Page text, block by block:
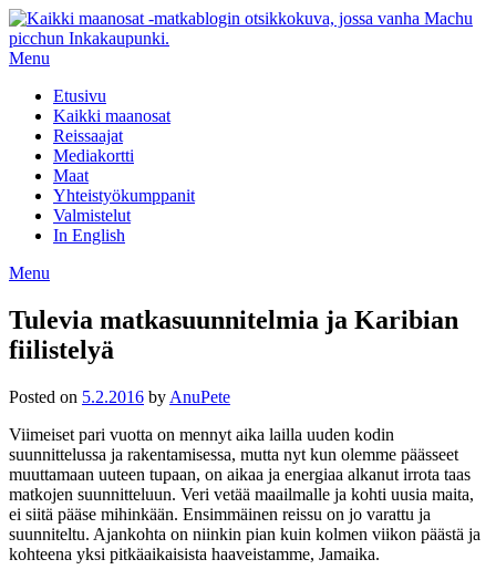
Skip
to
content
Menu
Etusivu
Kaikki maanosat
Reissaajat
Mediakortti
Maat
Yhteistyökumppanit
Valmistelut
In English
Menu
Tulevia matkasuunnitelmia ja Karibian
fiilistelyä
Posted on 5.2.2016 by AnuPete
Viimeiset pari vuotta on mennyt aika lailla uuden kodin
suunnittelussa ja rakentamisessa, mutta nyt kun olemme päässeet
muuttamaan uuteen tupaan, on aikaa ja energiaa alkanut irrota taas
matkojen suunnitteluun. Veri vetää maailmalle ja kohti uusia maita,
ei siitä pääse mihinkään. Ensimmäinen reissu on jo varattu ja
suunniteltu. Ajankohta on niinkin pian kuin kolmen viikon päästä ja
kohteena yksi pitkäaikaisista haaveistamme, Jamaika.